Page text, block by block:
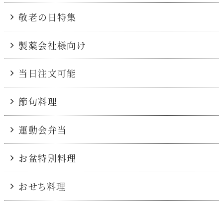
敬老の日特集
製薬会社様向け
当日注文可能
節句料理
運動会弁当
お盆特別料理
おせち料理